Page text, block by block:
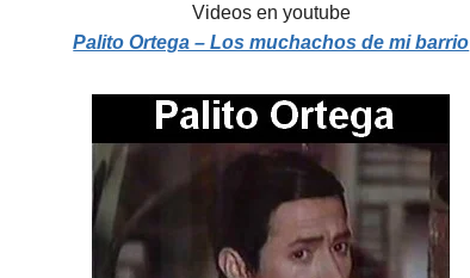
Videos en youtube
Palito Ortega – Los muchachos de mi barrio